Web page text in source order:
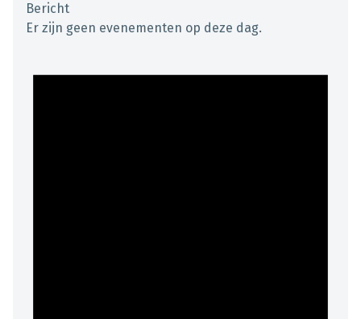
Bericht
Er zijn geen evenementen op deze dag.